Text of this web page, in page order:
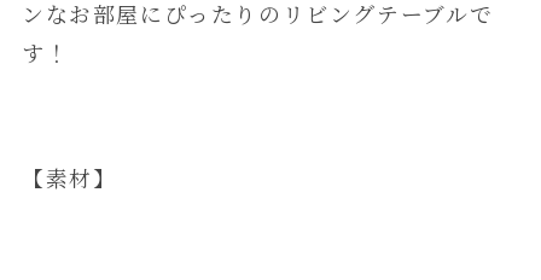
ンなお部屋にぴったりのリビングテーブルで
す！
【素材】